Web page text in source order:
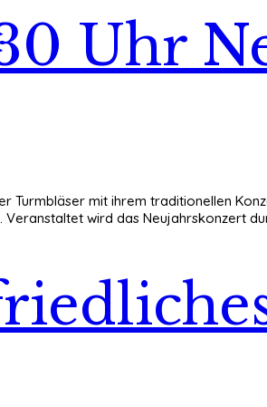
Uhr
Turmbläser mit ihrem traditionellen
wird das Neujahrskonzert